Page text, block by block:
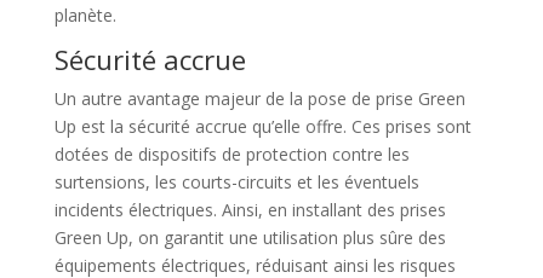
planète.
Sécurité accrue
Un autre avantage majeur de la pose de prise Green
Up est la sécurité accrue qu’elle offre. Ces prises sont
dotées de dispositifs de protection contre les
surtensions, les courts-circuits et les éventuels
incidents électriques. Ainsi, en installant des prises
Green Up, on garantit une utilisation plus sûre des
équipements électriques, réduisant ainsi les risques